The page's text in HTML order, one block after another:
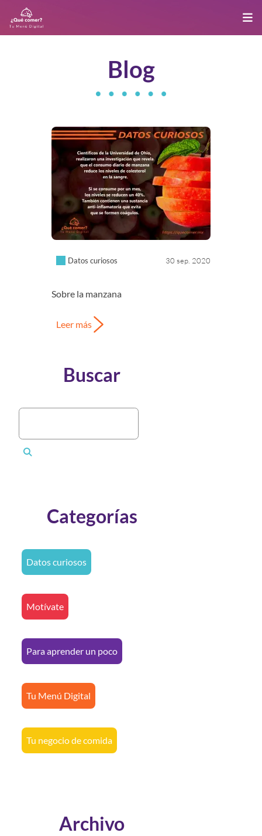
Blog
Datos curiosos 30 sep. 2020
Sobre la manzana
Leer más
Buscar
Categorías
Datos curiosos
Motívate
Para aprender un poco
Tu Menú Digital
Tu negocio de comida
Archivo